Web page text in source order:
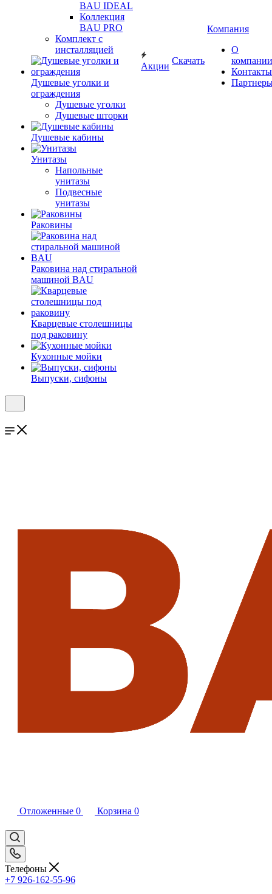
BAU IDEAL
Коллекция
BAU PRO
Комплект с
инсталляцией
Душевые уголки и
ограждения
Душевые уголки
Душевые шторки
Душевые кабины
Унитазы
Напольные
унитазы
Подвесные
унитазы
Раковины
Раковина над стиральной
машиной BAU
Кварцевые столешницы
под раковину
Кухонные мойки
Выпуски, сифоны
Акции
Скачать
Компания
О
компании
Контакты
Отложенные 0 Корзина 0
Телефоны
+7 926-162-55-96